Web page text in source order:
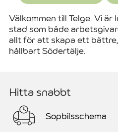
Välkommen till Telge. Vi är
stad som både
allt för att skapa ett
hållbart Södertälje.
Hitta snabbt
Sopbilsschema